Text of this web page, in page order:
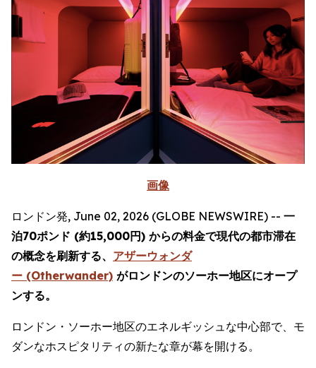
画像
ロンドン発, June 02, 2026 (GLOBE NEWSWIRE) -- 一
泊70ポンド (約15,000円) からの料金で現代の都市滞在
の概念を刷新する、 アザーウォンダ
ー (Otherwander) がロンドンのソーホー地区にオープ
ンする。
ロンドン・ソーホー地区のエネルギッシュな中心部で、モ
ダンなホスピタリティの新たな章が幕を開ける。